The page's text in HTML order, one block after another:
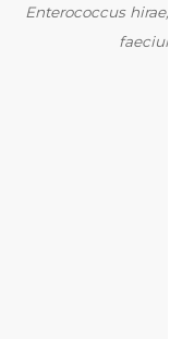
Enterococcus hirae,
faecium